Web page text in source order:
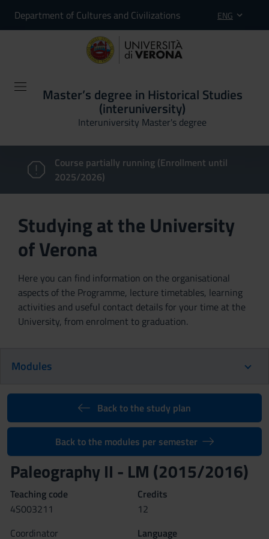
Department of Cultures and Civilizations ENG
Master’s degree in Historical Studies
(interuniversity)
Interuniversity Master's degree
Course partially running (Enrollment until
2025/2026)
Studying at the University
of Verona
Here you can find information on the organisational
aspects of the Programme, lecture timetables, learning
activities and useful contact details for your time at the
University, from enrolment to graduation.
Modules
Back to the study plan
Back to the modules per semester
Paleography II - LM (2015/2016)
Teaching code
4S003211
Credits
12
Coordinator
Language